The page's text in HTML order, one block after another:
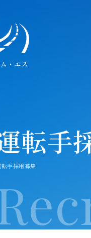
転手
手採用募集